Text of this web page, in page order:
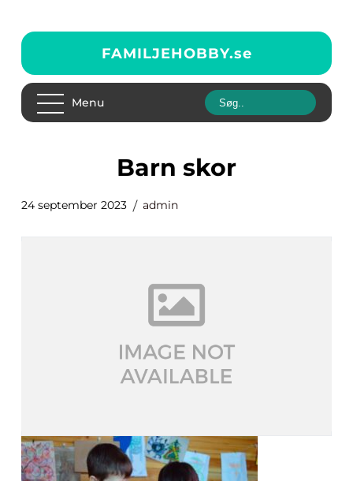
FAMILJEHOBBY.se
Menu
barn skor
24 september 2023 admin